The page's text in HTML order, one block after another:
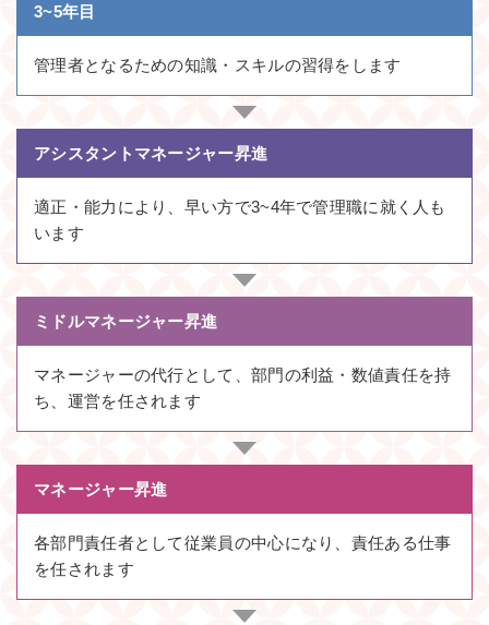
3~5年目
管理者となるための知識・スキルの習得をします
アシスタントマネージャー昇進
適正・能力により、早い方で3~4年で管理職に就く人も
います
ミドルマネージャー昇進
マネージャーの代行として、部門の利益・数値責任を持
ち、運営を任されます
マネージャー昇進
各部門責任者として従業員の中心になり、責任ある仕事
を任されます